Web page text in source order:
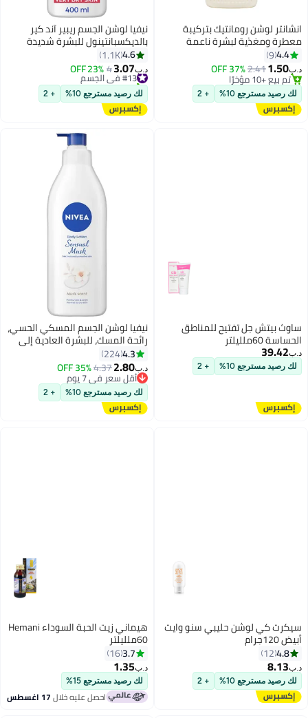
انشانتر لوشن رومانتيك بتركيبة
معطرة ومغذية لبشرة ناعمة
وحريرية 250ملليلتر
4.4
9
د.ب‏1.50
2.41
37% OFF
تم بيع +10 مؤخرًا
تم بيع +10 مؤخرًا
لك رصيد مسترجع 10% + 2
نيفيا لوشن الجسم ريبير آند كير
بالديكسبانتينول للبشرة شديدة
الجفاف 400ملليلتر
4.6
1.1K
د.ب‏3.07
4
23% OFF #13 في الجسم
تم بيع +20 مؤخرًا
#13 في الجسم
لك رصيد مسترجع 10% + 2
ساوث بيتش جل تفتيح للمناطق
الحساسة 60ملليلتر
د.ب‏39.42
لك رصيد مسترجع 10% + 2
نيفيا لوشن الجسم المسكي الحسي،
رائحة المسك، للبشرة العادية إلى
الجافة
4.3
224
د.ب‏2.80
4.37
35% OFF
أقل سعر في 7 يوم
أقل سعر في 7 يوم
لك رصيد مسترجع 10% + 2
سيكرت كي لوشن حليبي سنو وايت
أبيض 120جرام
4.8
12
د.ب‏8.13
لك رصيد مسترجع 10% + 2
هيماني زيت الحبة السوداء Hemani
60ملليلتر
3.7
16
د.ب‏1.35
لك رصيد مسترجع 15%
احصل عليه خلال17 اغسطس